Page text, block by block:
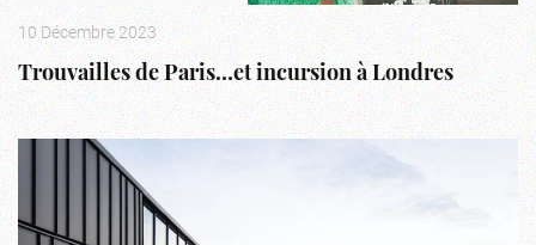
10 Décembre 2023
Trouvailles de Paris…et incursion à Londres